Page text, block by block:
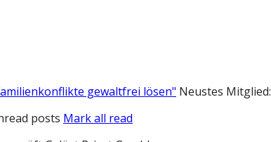
gewaltfrei lösen" Neustes Mitglied:
posts Mark all read